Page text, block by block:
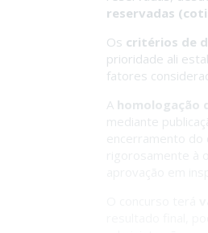
reservadas
Os critérios de
prioridade ali
fatores
A homologação
mediante